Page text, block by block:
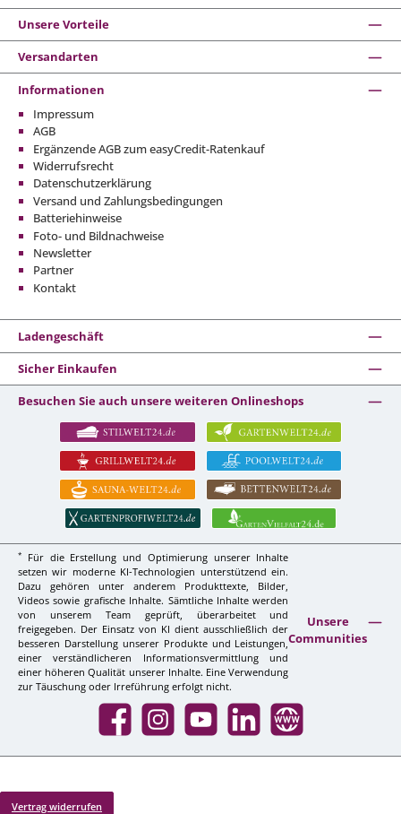
Unsere Vorteile
Versandarten
Informationen
Impressum
AGB
Ergänzende AGB zum easyCredit-Ratenkauf
Widerrufsrecht
Datenschutzerklärung
Versand und Zahlungsbedingungen
Batteriehinweise
Foto- und Bildnachweise
Newsletter
Partner
Kontakt
Ladengeschäft
Sicher Einkaufen
Besuchen Sie auch unsere weiteren Onlineshops
*
Für die Erstellung und Optimierung unserer Inhalte
setzen wir moderne KI-Technologien unterstützend ein.
Dazu gehören unter anderem Produkttexte, Bilder,
Videos sowie grafische Inhalte. Sämtliche Inhalte werden
von unserem Team geprüft, überarbeitet und
freigegeben. Der Einsatz von KI dient ausschließlich der
besseren Darstellung unserer Produkte und Leistungen,
einer verständlicheren Informationsvermittlung und
einer höheren Qualität unserer Inhalte. Eine Verwendung
zur Täuschung oder Irreführung erfolgt nicht.
Unsere
Communities
Facebook InstagramYouTube LinkedIn Website
Vertrag widerrufen